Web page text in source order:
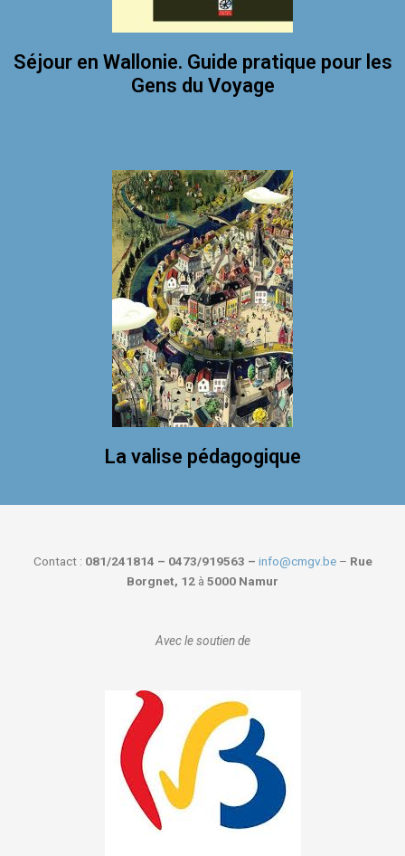
Séjour en Wallonie. Guide pratique pour les
Gens du Voyage
La valise pédagogique
Contact : 081/241814 – 0473/919563 – info@cmgv.be– Rue
Borgnet, 12 à 5000 Namur
Avec le soutien de